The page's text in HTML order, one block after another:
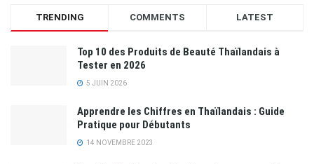
TRENDING COMMENTS LATEST
Top 10 des Produits de Beauté Thaïlandais à
Tester en 2026
5 JUIN 2026
Apprendre les Chiffres en Thaïlandais : Guide
Pratique pour Débutants
14 NOVEMBRE 2023